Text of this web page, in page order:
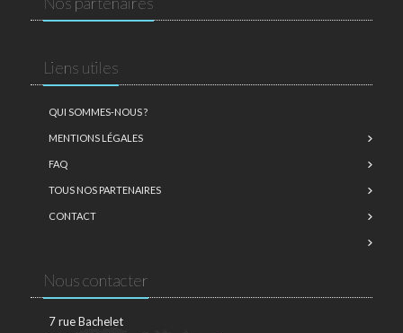
Liens utiles
QUI SOMMES-NOUS ?
MENTIONS LÉGALES
FAQ
TOUS NOS PARTENAIRES
CONTACT
Nous contacter
7 rue Bachelet